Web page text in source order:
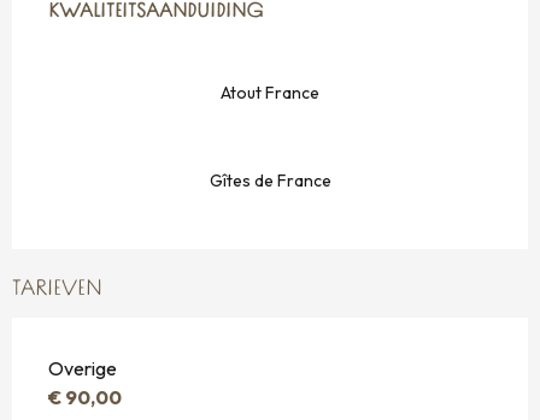
KWALITEITSAANDUIDING
KWALITEITSAANDUIDING
Atout France
Gîtes de France
TARIEVEN
Overige
€ 90,00